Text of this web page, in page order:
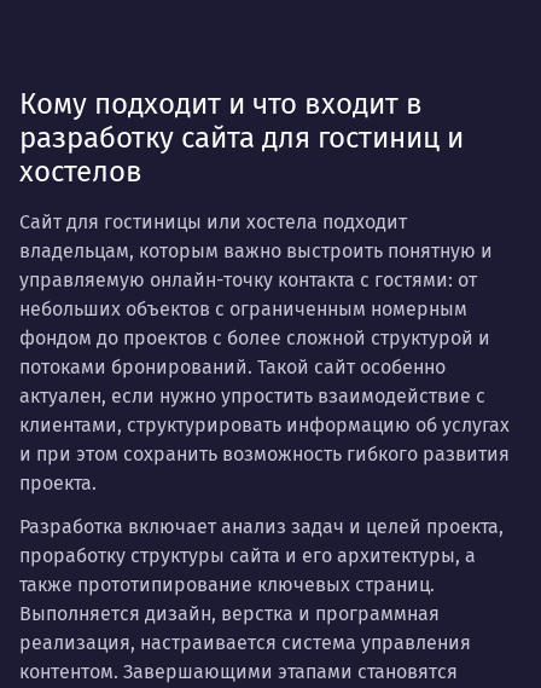
Кому подходит и что входит в
разработку сайта для гостиниц и
хостелов
Сайт для гостиницы или хостела подходит
владельцам, которым важно выстроить понятную и
управляемую онлайн-точку контакта с гостями: от
небольших объектов с ограниченным номерным
фондом до проектов с более сложной структурой и
потоками бронирований. Такой сайт особенно
актуален, если нужно упростить взаимодействие с
клиентами, структурировать информацию об услугах
и при этом сохранить возможность гибкого развития
проекта.
Разработка включает анализ задач и целей проекта,
проработку структуры сайта и его архитектуры, а
также прототипирование ключевых страниц.
Выполняется дизайн, верстка и программная
реализация, настраивается система управления
контентом. Завершающими этапами становятся